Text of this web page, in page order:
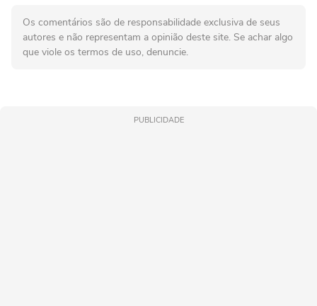
Os comentários são de responsabilidade exclusiva de seus
autores e não representam a opinião deste site. Se achar algo
que viole os termos de uso, denuncie.
PUBLICIDADE